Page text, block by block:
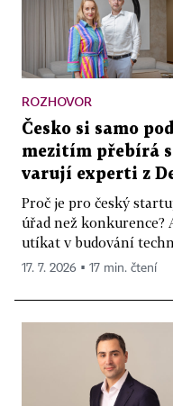
ROZHOVOR
Česko si samo
mezitím přebírá
varují experti z
Proč je pro český
úřad než konkurence?
utíkat v budování
17. 7. 2026 ▪ 17 min. čtení